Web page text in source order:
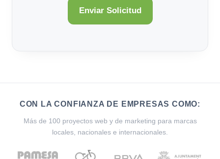
CON LA CONFIANZA DE EMPRESAS COMO:
Más de 100 proyectos web y de marketing para marcas
locales, nacionales e internacionales.